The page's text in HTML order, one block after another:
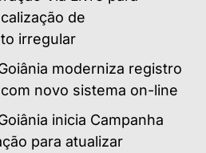
de
irregular
moderniza registro
novo sistema on-line
inicia Campanha
para atualizar